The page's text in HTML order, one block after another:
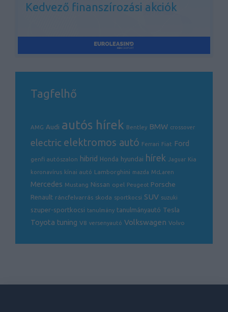
Kedvező finanszírozási akciók
Tagfelhő
AMG Audi autós hírek Bentley BMW crossover
electric elektromos autó Ferrari Fiat Ford
genfi autószalon hibrid Honda hyundai hírek Jaguar Kia
koronavírus kínai autó Lamborghini mazda McLaren
Mercedes Mustang Nissan opel Peugeot Porsche
Renault ráncfelvarrás skoda sportkocsi SUV suzuki
szuper-sportkocsi tanulmány tanulmányautó Tesla
Toyota tuning V8 versenyautó Volkswagen Volvo